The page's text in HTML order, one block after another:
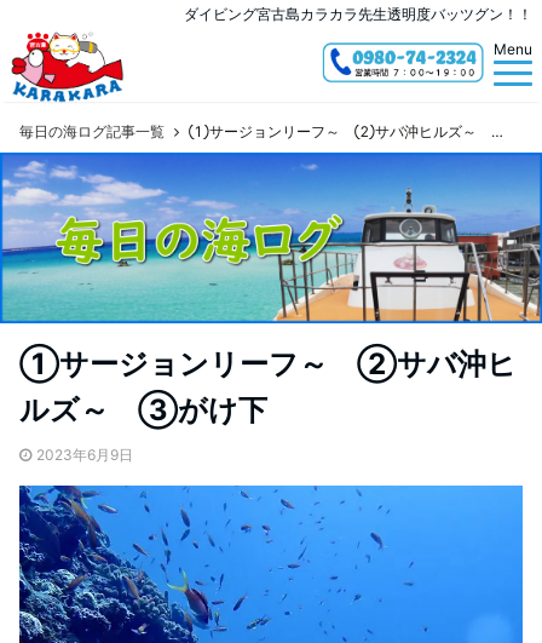
ダイビング宮古島カラカラ先生透明度バッツグン！！
Menu
毎日の海ログ記事一覧 ①サージョンリーフ～ ②サバ沖ヒルズ～ ③がけ下
①サージョンリーフ～ ②サバ沖ヒ
ルズ～ ③がけ下
2023年6月9日